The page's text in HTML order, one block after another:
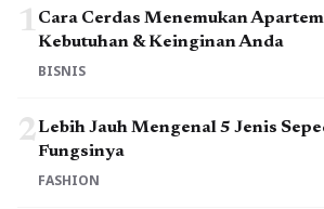
1 Cara Cerdas Menemukan
Kebutuhan & Keinginan Anda
BISNIS
2Lebih Jauh Mengenal 5 Jenis
Fungsinya
FASHION